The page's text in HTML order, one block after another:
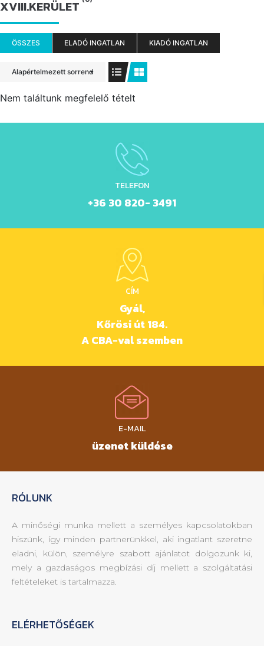
XVIII.KERÜLET
ÖSSZES ELADÓ INGATLAN KIADÓ INGATLAN
Alapértelmezett sorrend
Nem találtunk megfelelő tételt
TELEFON
+36 30 820- 3491
CÍM
Gyál,
Kőrösi út 184.
A CBA-val szemben
E-MAIL
üzenet küldése
RÓLUNK
A minőségi munka mellett a személyes kapcsolatokban
hiszünk, így minden partnerünkkel, aki ingatlant szeretne
eladni, külön, személyre szabott ajánlatot dolgozunk ki,
mely a gazdaságos megbízási díj mellett a szolgáltatási
feltételeket is tartalmazza.
ELÉRHETŐSÉGEK